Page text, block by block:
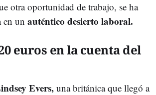
otra oportunidad de trabajo, se ha
en un auténtico desierto laboral.
euros en la cuenta del
Evers, una británica que llegó a